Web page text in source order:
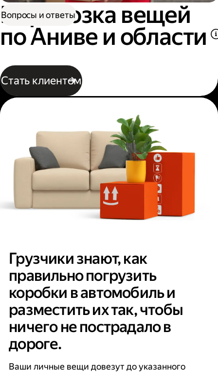
Перевозка вещей
по Аниве и области
Стать клиентом
Вопросы и ответы
Грузчики знают, как
правильно погрузить
коробки в автомобиль и
разместить их так, чтобы
ничего не пострадало в
дороге.
Ваши личные вещи довезут до указанного